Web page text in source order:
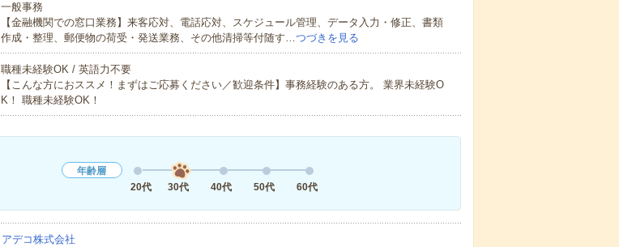
一般事務
【金融機関での窓口業務】来客応対、電話応対、スケジュール管理、データ入力・修正、書類
作成・整理、郵便物の荷受・発送業務、その他清掃等付随す…つづきを見る
職種未経験OK / 英語力不要
【こんな方におススメ！まずはご応募ください／歓迎条件】事務経験のある方。 業界未経験O
K！ 職種未経験OK！
年齢層
20代
30代 40代 50代 60代
アデコ株式会社